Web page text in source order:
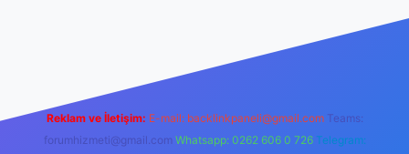
Reklam ve İletişim: E-mail: backlinkpaneli@gmail.com Teams:
forumhizmeti@gmail.com Whatsapp: 0262 606 0 726 Telegram: